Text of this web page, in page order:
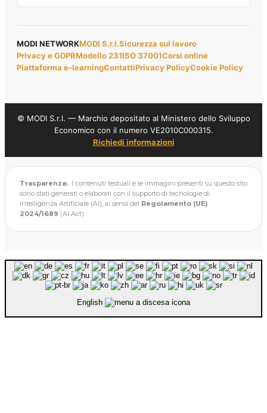
MODI NETWORKMODI S.r.l.Sicurezza sul lavoro
Privacy e GDPRModello 231ISO 37001Corsi online
Piattaforma e-learningContattiPrivacy PolicyCookie Policy
© MODI S.r.l. — Marchio depositato al Ministero dello Sviluppo
Economico con il numero VE2010C000315.
Richiedi informazioni
Trasparenza: I contenuti testuali e le immagini presenti su questo sito
sono stati generati o elaborati con il supporto di tecnologie di
Intelligenza Artificiale (AI), ai sensi del Regolamento (UE)
2024/1689 (AI Act).
English